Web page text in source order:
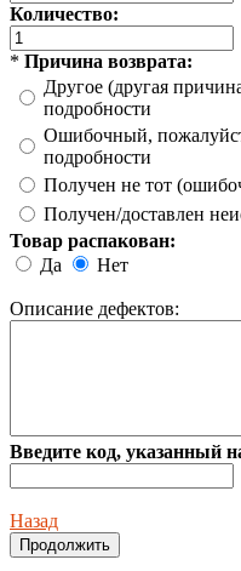
Количество:
* Причина возврата:
Другое (другая
подробности
Ошибочный,
подробности
Получен не тот
Получен/доставлен
Товар распакован:
Да
Нет
Описание дефектов:
Введите код, указанный
Назад